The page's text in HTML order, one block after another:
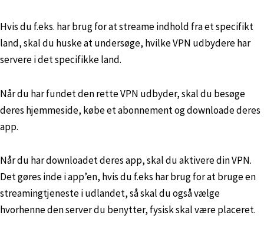
Hvis du f.eks. har brug for at streame indhold fra et specifikt
land, skal du huske at undersøge, hvilke VPN udbydere har
servere i det specifikke land.
Når du har fundet den rette VPN udbyder, skal du besøge
deres hjemmeside, købe et abonnement og downloade deres
app.
Når du har downloadet deres app, skal du aktivere din VPN.
Det gøres inde i app’en, hvis du f.eks har brug for at bruge en
streamingtjeneste i udlandet, så skal du også vælge
hvorhenne den server du benytter, fysisk skal være placeret.